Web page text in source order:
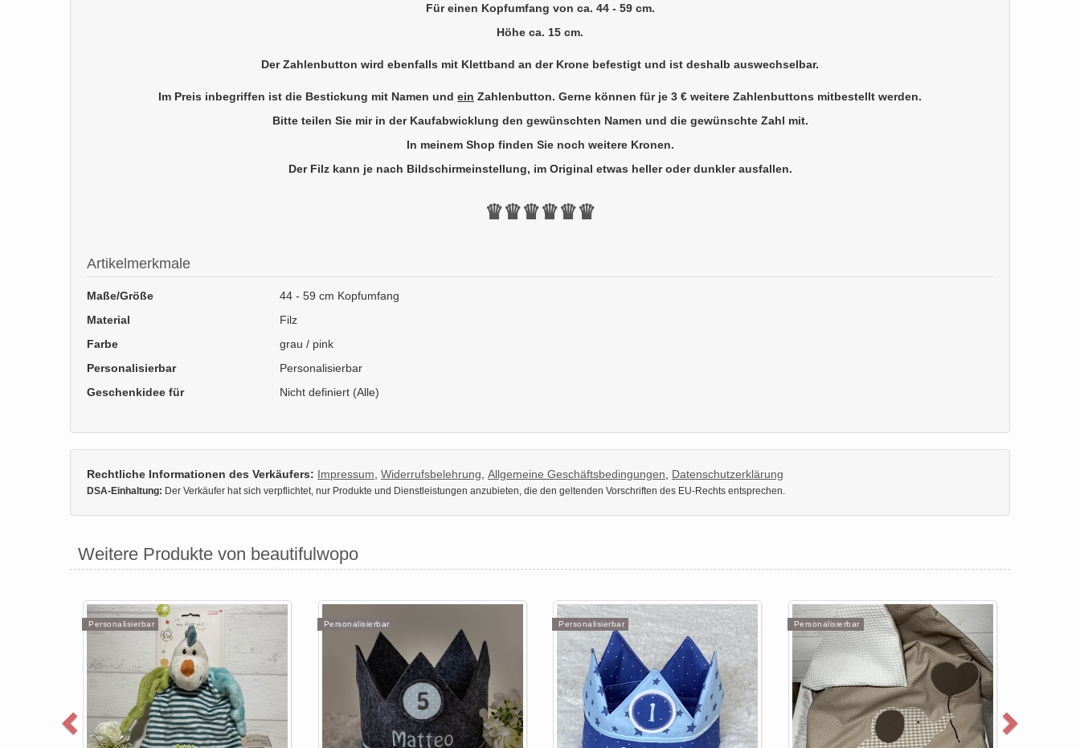
Für einen Kopfumfang von ca. 44 - 59 cm.
Höhe ca. 15 cm.
Der Zahlenbutton wird ebenfalls mit Klettband an der Krone befestigt und ist deshalb auswechselbar.
Im Preis inbegriffen ist die Bestickung mit Namen und ein Zahlenbutton. Gerne können für je 3 € weitere Zahlenbuttons mitbestellt werden.
Bitte teilen Sie mir in der Kaufabwicklung den gewünschten Namen und die gewünschte Zahl mit.
In meinem Shop finden Sie noch weitere Kronen.
Der Filz kann je nach Bildschirmeinstellung, im Original etwas heller oder dunkler ausfallen.
♛♛♛♛♛♛
Artikelmerkmale
Maße/Größe
44 - 59 cm Kopfumfang
Material
Filz
Farbe
grau / pink
Personalisierbar
Personalisierbar
Geschenkidee für
Nicht definiert (Alle)
Rechtliche Informationen des Verkäufers: Impressum Widerrufsbelehrung Allgemeine Geschäftsbedingungen Datenschutzerklärung
DSA-Einhaltung: Der Verkäufer hat sich verpflichtet, nur Produkte und Dienstleistungen anzubieten, die den geltenden Vorschriften des EU-Rechts entsprechen.
Weitere Produkte von beautifulwopo
Personalisierbar Personalisierbar Personalisierbar Personalisierbar